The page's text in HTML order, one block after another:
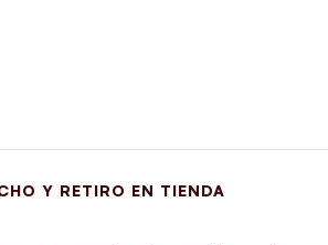
Y RETIRO EN TIENDA